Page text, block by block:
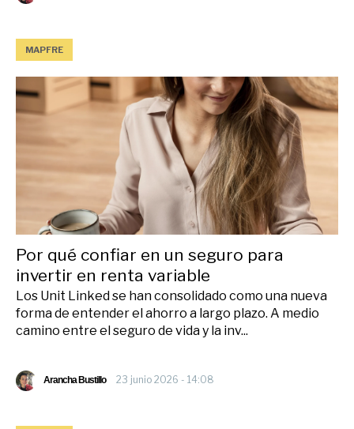
MAPFRE
Por qué confiar en un seguro para
invertir en renta variable
Los Unit Linked se han consolidado como una nueva
forma de entender el ahorro a largo plazo. A medio
camino entre el seguro de vida y la inv...
Arancha Bustillo 23 junio 2026 - 14:08